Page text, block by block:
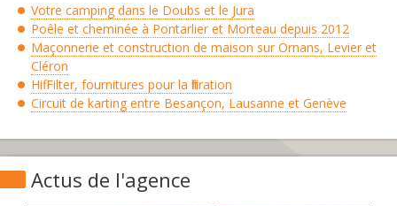
Votre camping dans le Doubs et le Jura
Poêle et cheminée à Pontarlier et Morteau depuis 2012
Maçonnerie et construction de maison sur Ornans, Levier et
Cléron
Hifi Filter, fournitures pour la filtration
Circuit de karting entre Besançon, Lausanne et Genève
Actus de l'agence